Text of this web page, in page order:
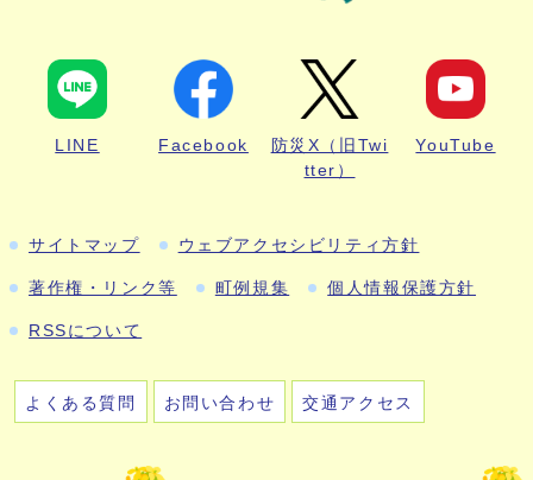
LINE Facebook
防災X（旧Twi
tter）
YouTube
サイトマップ ウェブアクセシビリティ方針
著作権・リンク等 町例規集 個人情報保護方針
RSSについて
よくある質問 お問い合わせ 交通アクセス